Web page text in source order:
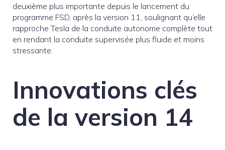
deuxième plus importante depuis le lancement du
programme FSD, après la version 11, soulignant qu’elle
rapproche Tesla de la conduite autonome complète tout
en rendant la conduite supervisée plus fluide et moins
stressante.
Innovations clés
de la version 14